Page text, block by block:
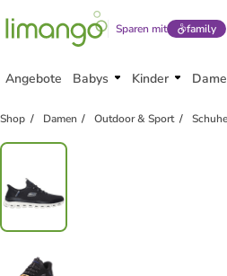
Sparen mit family
Angebote Babys Kinder
Shop Damen Outdoor & Sport Schuhe